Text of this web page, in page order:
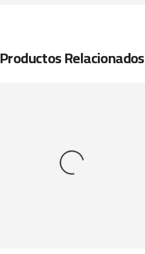
Productos Relacionados